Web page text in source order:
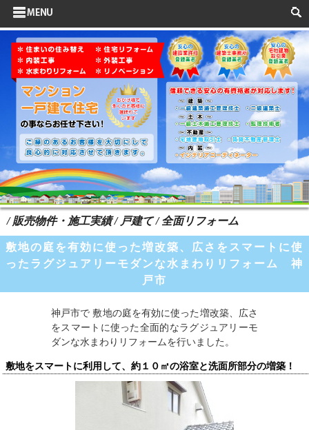
/ 販売物件・施工実績 / 戸建て / 全面リフォーム
敷地の庭を有効に使った増改築、広さをスマートに使
ったラグジュアリーモダンな水まわりリフォーム 神
戸市
神戸市で 敷地の庭を有効に使った増改築、広さ
をスマートに使った全面的なラグジュアリーモ
ダンな水まわりリフォームを行いました。
敷地をスマートに利用して、約１０㎡の浴室と洗面所部分の増築！
サイドメニュー
お客様の声
水まわりリフォーム
ポイントリフォーム
よくある質問
HOME
検索